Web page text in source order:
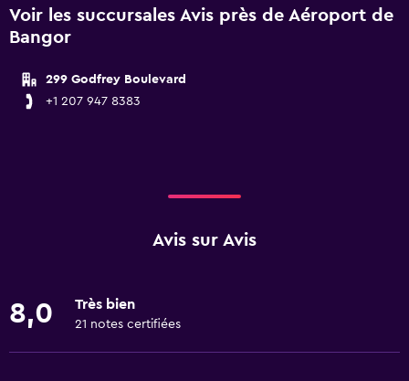
Voir les succursales Avis près de Aéroport de
Bangor
299 Godfrey Boulevard
+1 207 947 8383
Avis sur Avis
8,0 Très bien
21 notes certifiées